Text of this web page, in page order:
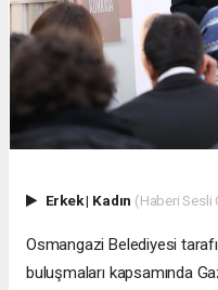
Erkek| Kadın (Haberi Sesli
Osmangazi Belediyesi
buluşmaları kapsamında